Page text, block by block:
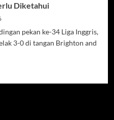
Diketahui
pekan ke-34 Liga Inggris,
3-0 di tangan Brighton and